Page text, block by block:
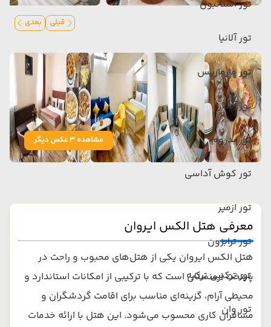
تور استانبول
تور آلانیا
تور مارماریس
تور آنکارا
تور بدروم
تور کوش آداسی
تور ازمیر
تور ترابزون
تور ترکیبی ترکیه
تور وان
قبلی بعدی
مشاهده 3 عکس دیگر
معرفی هتل الکس ایروان
هتل الکس ایروان یکی از هتل‌های محبوب و راحت در
پایتخت ارمنستان است که با ترکیبی از امکانات استاندارد و
محیطی آرام، گزینه‌ای مناسب برای اقامت گردشگران و
مسافران کاری محسوب می‌شود. این هتل با ارائه خدمات